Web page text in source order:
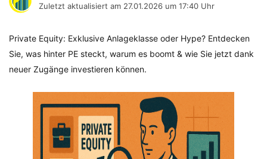
Zuletzt aktualisiert am 27.01.2026 um 17:40 Uhr
Private Equity: Exklusive Anlageklasse oder Hype? Entdecken
Sie, was hinter PE steckt, warum es boomt & wie Sie jetzt dank
neuer Zugänge investieren können.